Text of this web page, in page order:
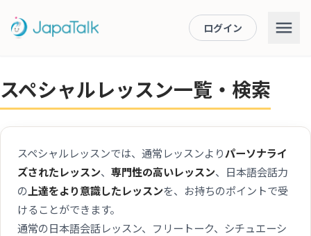
ログイン
スペシャルレッスン一覧・検索
スペシャルレッスンでは、通常レッスンよりパーソナライ
ズされたレッスン、 専門性の高いレッスン、日本語会話力
の 上達をより意識したレッスンを、お持ちのポイントで受
けることができます。
通常の日本語会話レッスン、フリートーク、シチュエーシ